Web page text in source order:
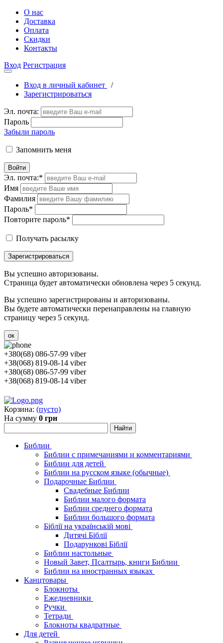
О нас
Доставка
Оплата
Скидки
Контакты
Вход Регистрация
Вход в личный кабинет
/
Зарегистрироваться
Эл. почта:
Пароль
Забыли пароль
Запомнить меня
Войти
Эл. почта:*
Имя
Фамилия
Пароль*
Повторите пароль*
Получать расылку
Зарегистрироваться
Вы успешно авторизованы.
Страница будет автоматически обновлена через 5 секунд.
Вы успешно зарегистрированы и авторизованы.
Вы будете автоматически перенаправлены на главную
страницу через 5 секунд.
ок
+380(68) 086-57-99 viber
+38(068) 819-08-14 viber
+380(68) 086-57-99 viber
+38(068) 819-08-14 viber
Корзина: (пусто)
На сумму 0 грн
Библии
Библии с примечаниями и комментариями
Библии для детей
Библии на русском языке (обычные)
Подарочные Библии
Свадебные Библии
Библии малого формата
Библии среднего формата
Библии большого формата
Біблії на українській мові
Дитячі Біблії
Подарункові Біблії
Библии настольные
Новый Завет, Псалтырь, книги Библии
Библии на иностранных языках
Канцтовары
Блокноты
Ежедневники
Ручки
Тетради
Блокноты квадратные
Для детей